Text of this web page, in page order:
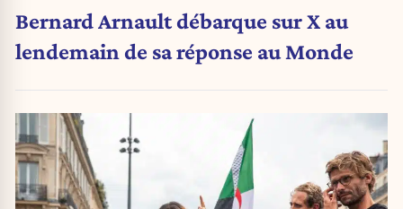
Bernard Arnault débarque sur X au
lendemain de sa réponse au Monde